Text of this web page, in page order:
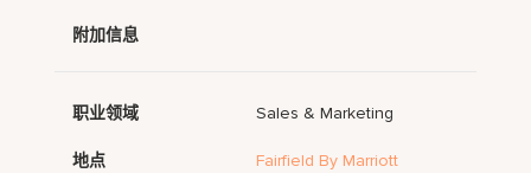
附加信息
职业领域 Sales & Marketing
地点
Fairfield By Marriott